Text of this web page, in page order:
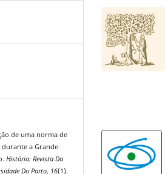
de uma norma de
a Grande
História: Revista Da
Do Porto, 16(1).